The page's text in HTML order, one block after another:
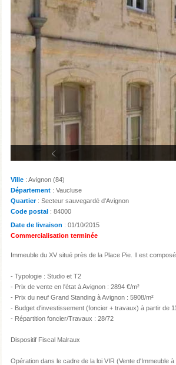
Ville : Avignon (84)
Département : Vaucluse
Quartier: Secteur sauvegardé d'Avignon
Code postal : 84000
Date de livraison : 01/10/2015
Commercialisation terminée
Immeuble du XV situé près de la Place Pie. Il est
- Typologie : Studio et T2
- Prix de vente en l'état à Avignon : 2894 €/m²
- Prix du neuf Grand Standing à Avignon : 5908/m²
- Budget d'investissement (foncier + travaux) à partir de
- Répartition foncier/Travaux : 28/72
Dispositif Fiscal Malraux
Opération dans le cadre de la loi VIR (Vente d'Immeuble